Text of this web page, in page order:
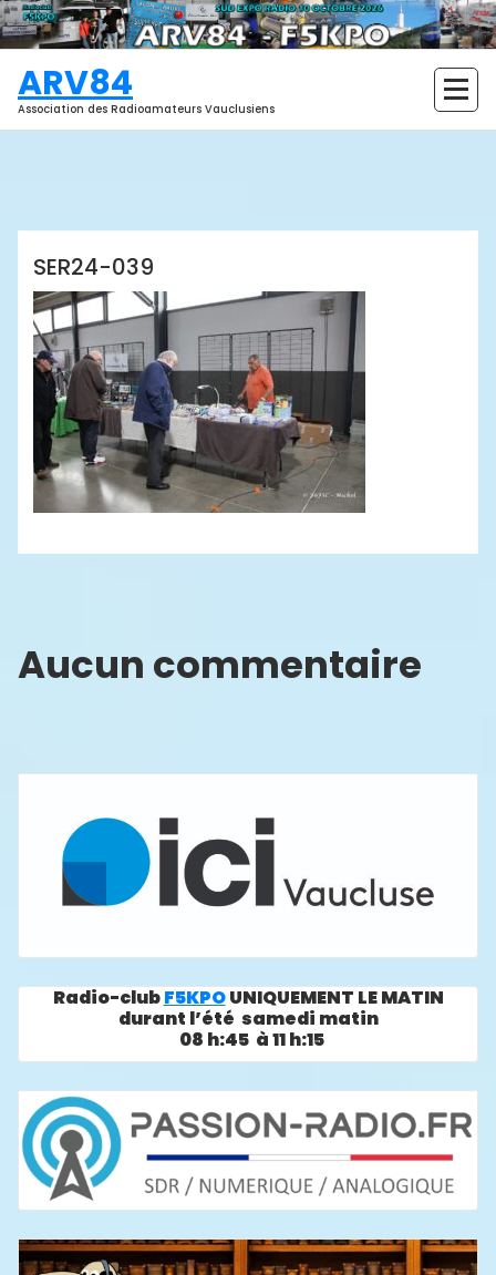
Aller
au
contenu
ARV84
Association des Radioamateurs Vauclusiens
SER24-039
Aucun commentaire
Radio-clubF5KPOUNIQUEMENT LE MATIN
durant l’été samedi matin
08 h:45 à 11 h:15